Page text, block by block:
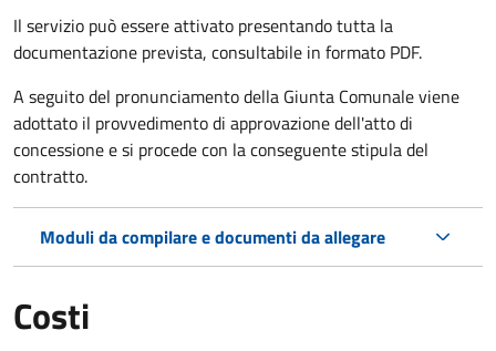
Il servizio può essere attivato presentando tutta la
documentazione prevista, consultabile in formato PDF.
A seguito del pronunciamento della Giunta Comunale viene
adottato il provvedimento di approvazione dell'atto di
concessione e si procede con la conseguente stipula del
contratto.
Moduli da compilare e documenti da allegare
Costi